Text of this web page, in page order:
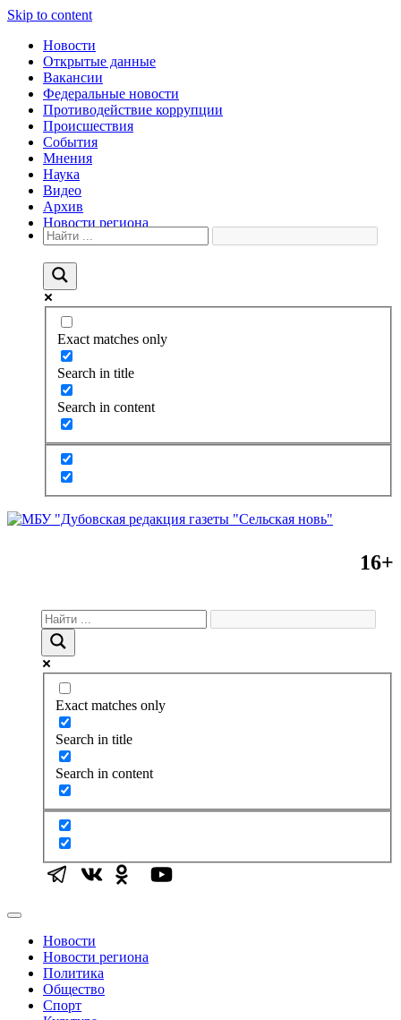
Skip to content
Новости
Открытые данные
Вакансии
Федеральные новости
Противодействие коррупции
Происшествия
События
Мнения
Наука
Видео
Архив
Новости региона
Exact matches only
Search in title
Search in content
16+
Exact matches only
Search in title
Search in content
Новости
Новости региона
Политика
Общество
Спорт